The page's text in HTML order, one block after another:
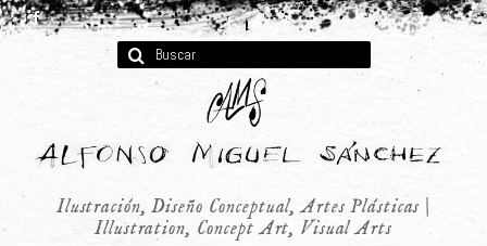
Buscar
por:
Ilustración, Diseño Conceptual, Artes Plásticas |
Illustration, Concept Art, Visual Arts